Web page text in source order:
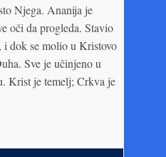
Njega. Ananija je
oči da progleda. Stavio
i dok se molio u Kristovo
Sve je učinjeno u
Krist je temelj; Crkva je